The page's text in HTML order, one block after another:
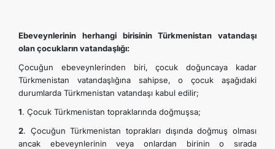
Ebeveynlerinin herhangi birisinin Türkmenistan vatandaşı
olan çocukların vatandaşlığı:
Çocuğun ebeveynlerinden biri, çocuk doğuncaya kadar
Türkmenistan vatandaşlığına sahipse, o çocuk aşağıdaki
durumlarda Türkmenistan vatandaşı kabul edilir;
1. Çocuk Türkmenistan topraklarında doğmuşsa;
2. Çocuğun Türkmenistan toprakları dışında doğmuş olması
ancak ebeveynlerinin veya onlardan birinin o sırada